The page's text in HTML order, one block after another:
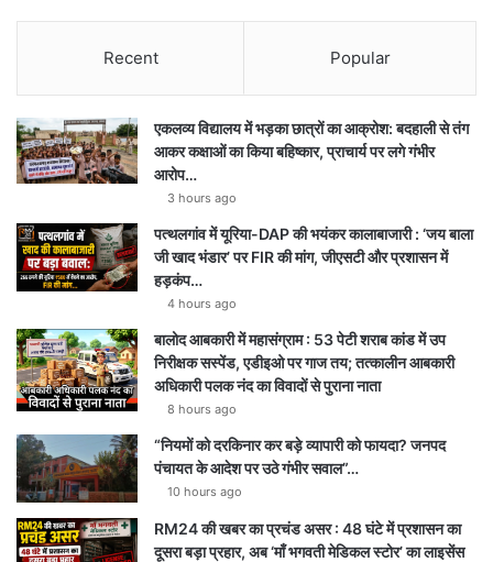
Recent Popular
एकलव्य विद्यालय में भड़का छात्रों का आक्रोश: बदहाली से तंग
आकर कक्षाओं का किया बहिष्कार, प्राचार्य पर लगे गंभीर
आरोप…
3 hours ago
पत्थलगांव में यूरिया-DAP की भयंकर कालाबाजारी : ‘जय बाला
जी खाद भंडार’ पर FIR की मांग, जीएसटी और प्रशासन में
हड़कंप…
4 hours ago
बालोद आबकारी में महासंग्राम : 53 पेटी शराब कांड में उप
निरीक्षक सस्पेंड, एडीइओ पर गाज तय; तत्कालीन आबकारी
अधिकारी पलक नंद का विवादों से पुराना नाता
8 hours ago
“नियमों को दरकिनार कर बड़े व्यापारी को फायदा? जनपद
पंचायत के आदेश पर उठे गंभीर सवाल”…
10 hours ago
RM24 की खबर का प्रचंड असर : 48 घंटे में प्रशासन का
दूसरा बड़ा प्रहार, अब ‘माँ भगवती मेडिकल स्टोर’ का लाइसेंस